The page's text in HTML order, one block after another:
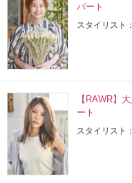
パート
スタイリスト
【RAWR】
ート
スタイリスト